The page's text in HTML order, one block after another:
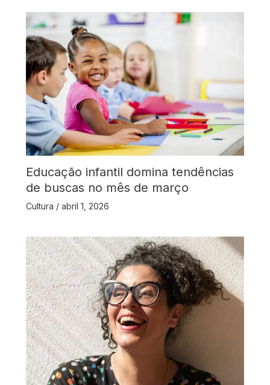
Educação infantil domina tendências
de buscas no mês de março
Cultura / abril 1, 2026